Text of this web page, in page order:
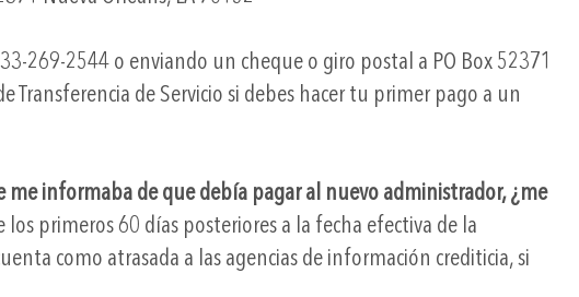
2544 o enviando un cheque o giro postal a PO Box 52371
de Servicio si debes hacer tu primer pago a un
me informaba de que debía pagar al nuevo administrador, ¿me
primeros 60 días posteriores a la fecha efectiva de la
como atrasada a las agencias de información crediticia, si